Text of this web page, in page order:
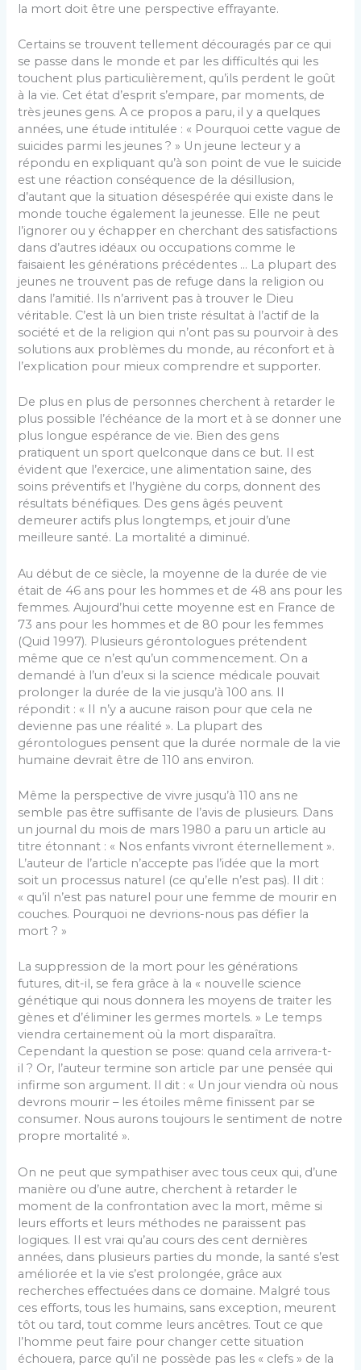
la mort doit être une perspective effrayante.
Certains se trouvent tellement découragés par ce qui
se passe dans le monde et par les difficultés qui les
touchent plus particulièrement, qu’ils perdent le goût
à la vie. Cet état d’esprit s’empare, par moments, de
très jeunes gens. A ce propos a paru, il y a quelques
années, une étude intitulée : « Pourquoi cette vague de
suicides parmi les jeunes ? » Un jeune lecteur y a
répondu en expliquant qu’à son point de vue le suicide
est une réaction conséquence de la désillusion,
d’autant que la situation désespérée qui existe dans le
monde touche également la jeunesse. Elle ne peut
l’ignorer ou y échapper en cherchant des satisfactions
dans d’autres idéaux ou occupations comme le
faisaient les générations précédentes … La plupart des
jeunes ne trouvent pas de refuge dans la religion ou
dans l’amitié. Ils n’arrivent pas à trouver le Dieu
véritable. C’est là un bien triste résultat à l’actif de la
société et de la religion qui n’ont pas su pourvoir à des
solutions aux problèmes du monde, au réconfort et à
l’explication pour mieux comprendre et supporter.
De plus en plus de personnes cherchent à retarder le
plus possible l’échéance de la mort et à se donner une
plus longue espérance de vie. Bien des gens
pratiquent un sport quelconque dans ce but. Il est
évident que l’exercice, une alimentation saine, des
soins préventifs et l’hygiène du corps, donnent des
résultats bénéfiques. Des gens âgés peuvent
demeurer actifs plus longtemps, et jouir d’une
meilleure santé. La mortalité a diminué.
Au début de ce siècle, la moyenne de la durée de vie
était de 46 ans pour les hommes et de 48 ans pour les
femmes. Aujourd’hui cette moyenne est en France de
73 ans pour les hommes et de 80 pour les femmes
(Quid 1997). Plusieurs gérontologues prétendent
même que ce n’est qu’un commencement. On a
demandé à l’un d’eux si la science médicale pouvait
prolonger la durée de la vie jusqu’à 100 ans. Il
répondit : « II n’y a aucune raison pour que cela ne
devienne pas une réalité ». La plupart des
gérontologues pensent que la durée normale de la vie
humaine devrait être de 110 ans environ.
Même la perspective de vivre jusqu’à 110 ans ne
semble pas être suffisante de l’avis de plusieurs. Dans
un journal du mois de mars 1980 a paru un article au
titre étonnant : « Nos enfants vivront éternellement ».
L’auteur de l’article n’accepte pas l’idée que la mort
soit un processus naturel (ce qu’elle n’est pas). Il dit :
« qu’il n’est pas naturel pour une femme de mourir en
couches. Pourquoi ne devrions-nous pas défier la
mort ? »
La suppression de la mort pour les générations
futures, dit-il, se fera grâce à la « nouvelle science
génétique qui nous donnera les moyens de traiter les
gènes et d’éliminer les germes mortels. » Le temps
viendra certainement où la mort disparaîtra.
Cependant la question se pose: quand cela arrivera-t-
il ? Or, l’auteur termine son article par une pensée qui
infirme son argument. Il dit : « Un jour viendra où nous
devrons mourir – les étoiles même finissent par se
consumer. Nous aurons toujours le sentiment de notre
propre mortalité ».
On ne peut que sympathiser avec tous ceux qui, d’une
manière ou d’une autre, cherchent à retarder le
moment de la confrontation avec la mort, même si
leurs efforts et leurs méthodes ne paraissent pas
logiques. Il est vrai qu’au cours des cent dernières
années, dans plusieurs parties du monde, la santé s’est
améliorée et la vie s’est prolongée, grâce aux
recherches effectuées dans ce domaine. Malgré tous
ces efforts, tous les humains, sans exception, meurent
tôt ou tard, tout comme leurs ancêtres. Tout ce que
l’homme peut faire pour changer cette situation
échouera, parce qu’il ne possède pas les « clefs » de la